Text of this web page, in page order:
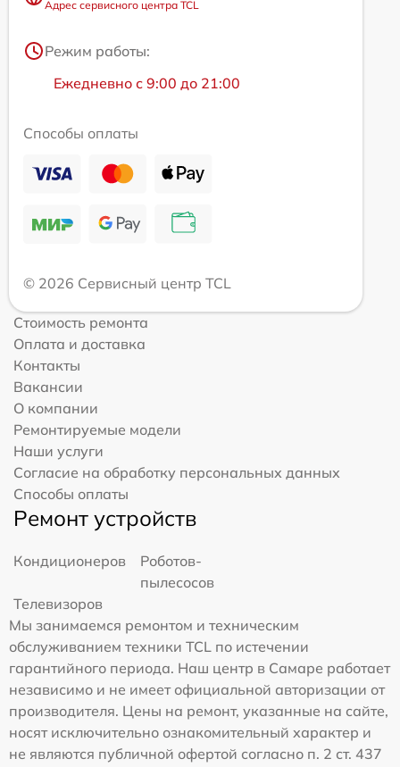
Адрес сервисного центра TCL
Режим работы:
Ежедневно с 9:00 до 21:00
Способы оплаты
© 2026 Сервисный центр TCL
Стоимость ремонта
Оплата и доставка
Контакты
Вакансии
О компании
Ремонтируемые модели
Наши услуги
Согласие на обработку персональных данных
Способы оплаты
Ремонт устройств
Кондиционеров
Роботов-
пылесосов
Телевизоров
Мы занимаемся ремонтом и техническим
обслуживанием техники TCL по истечении
гарантийного периода. Наш центр в Самаре работает
независимо и не имеет официальной авторизации от
производителя. Цены на ремонт, указанные на сайте,
носят исключительно ознакомительный характер и
не являются публичной офертой согласно п. 2 ст. 437